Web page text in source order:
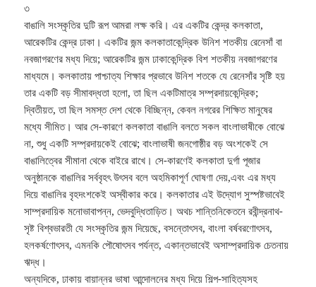
৩
বাঙালি সংস্কৃতির দুটি রূপ আমরা লক্ষ করি। এর একটির কেন্দ্র কলকাতা,
আরেকটির কেন্দ্র ঢাকা। একটির জন্ম কলকাতাকেন্দ্রিক উনিশ শতকীয় রেনেসাঁ বা
নবজাগরণের মধ্য দিয়ে; আরেকটির জন্ম ঢাকাকেন্দ্রিক বিশ শতকীয় নবজাগরণের
মাধ্যমে। কলকাতায় পাশ্চাত্য শিক্ষার প্রভাবে উনিশ শতকে যে রেনেসাঁর সৃষ্টি হয়
তার একটি বড় সীমাবদ্ধতা হলো, তা ছিল একটিমাত্র সম্প্রদায়কেন্দ্রিক;
দ্বিতীয়ত, তা ছিল সমস্ত দেশ থেকে বিচ্ছিন্ন, কেবল নগরের শিক্ষিত মানুষের
মধ্যে সীমিত। আর সে-কারণে কলকাতা বাঙালি বলতে সকল বাংলাভাষীকে বোঝে
না, শুধু একটি সম্প্রদায়কেই বোঝে; বাংলাভাষী জনগোষ্ঠীর বড় অংশকেই সে
বাঙালিত্বের সীমানা থেকে বাইরে রাখে। সে-কারণেই কলকাতা দুর্গা পূজার
অনুষ্ঠানকে বাঙালির সর্ববৃহৎ উৎসব বলে অহমিকাপূর্ণ ঘোষণা দেয়,এবং এর মধ্য
দিয়ে বাঙালির বৃহদংশকেই অস্বীকার করে। কলকাতার এই উদ্যোগ সুস্পষ্টভাবেই
সাম্প্রদায়িক মনোভাবাপন্ন, ভেদবুদ্ধিতাড়িত। অথচ শান্তিনিকেতনে রবীন্দ্রনাথ-
সৃষ্ট বিশ্বভারতী যে সংস্কৃতির জন্ম দিয়েছে, বসন্তোৎসব, বাংলা বর্ষবরণোৎসব,
হলকর্ষণোৎসব, এমনকি পৌষোৎসব পর্যন্ত, একান্তভাবেই অসাম্প্রদায়িক চেতনায়
ঋদ্ধ।
অন্যদিকে, ঢাকায় বায়ান্নর ভাষা আন্দোলনের মধ্য দিয়ে শিল্প-সাহিত্যসহ